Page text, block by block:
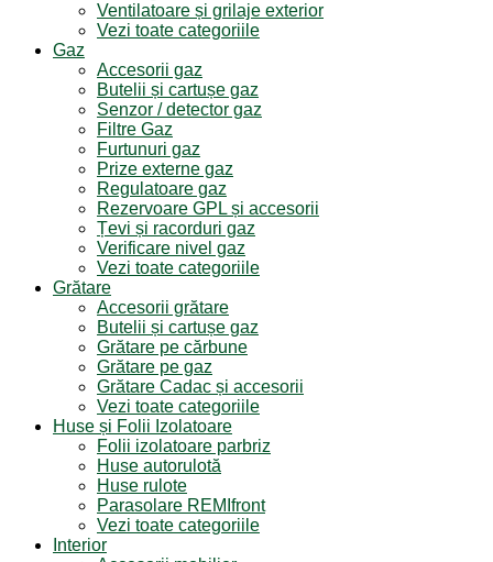
Ventilatoare și grilaje exterior
Vezi toate categoriile
Gaz
Accesorii gaz
Butelii și cartușe gaz
Senzor / detector gaz
Filtre Gaz
Furtunuri gaz
Prize externe gaz
Regulatoare gaz
Rezervoare GPL și accesorii
Țevi și racorduri gaz
Verificare nivel gaz
Vezi toate categoriile
Grătare
Accesorii grătare
Butelii și cartușe gaz
Grătare pe cărbune
Grătare pe gaz
Grătare Cadac și accesorii
Vezi toate categoriile
Huse și Folii Izolatoare
Folii izolatoare parbriz
Huse autorulotă
Huse rulote
Parasolare REMIfront
Vezi toate categoriile
Interior